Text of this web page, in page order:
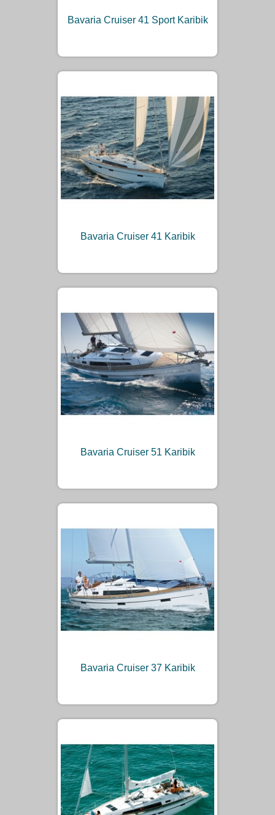
Bavaria Cruiser 41 Sport Karibik
Bavaria Cruiser 41 Karibik
Bavaria Cruiser 51 Karibik
Bavaria Cruiser 37 Karibik